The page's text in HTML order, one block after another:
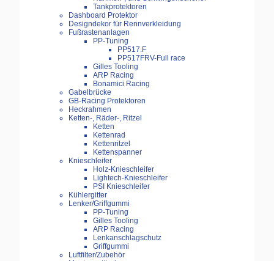
Tankprotektoren
Dashboard Protektor
Designdekor für Rennverkleidung
Fußrastenanlagen
PP-Tuning
PP517.F
PP517FRV-Full race
Gilles Tooling
ARP Racing
Bonamici Racing
Gabelbrücke
GB-Racing Protektoren
Heckrahmen
Ketten-, Räder-, Ritzel
Ketten
Kettenrad
Kettenritzel
Kettenspanner
Knieschleifer
Holz-Knieschleifer
Lightech-Knieschleifer
PSI Knieschleifer
Kühlergitter
Lenker/Griffgummi
PP-Tuning
Gilles Tooling
ARP Racing
Lenkanschlagschutz
Griffgummi
Luftfilter/Zubehör